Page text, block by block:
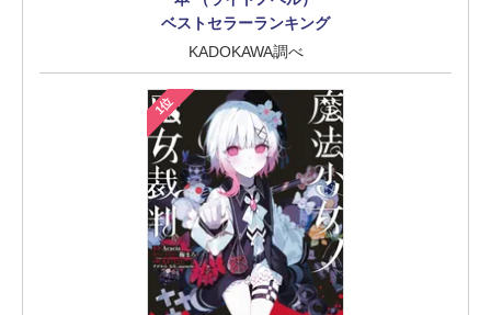
ベストセラーランキング
KADOKAWA調べ
1位